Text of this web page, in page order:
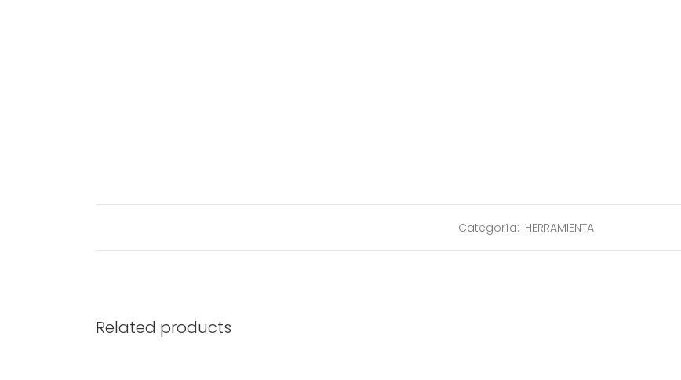
Categoría: HERRAMIENTA
Related products